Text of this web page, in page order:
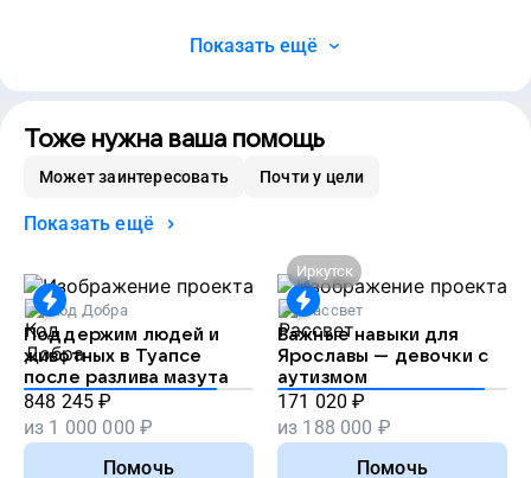
Показать ещё
Тоже нужна ваша помощь
Может заинтересовать Почти у цели
Показать ещё
Код Добра
Поддержим людей и
животных в Туапсе
после разлива мазута
848 245 ₽
из 1 000 000 ₽
Помочь
Иркутск
Рассвет
Важные навыки для
Ярославы — девочки с
аутизмом
171 020 ₽
из 188 000 ₽
Помочь